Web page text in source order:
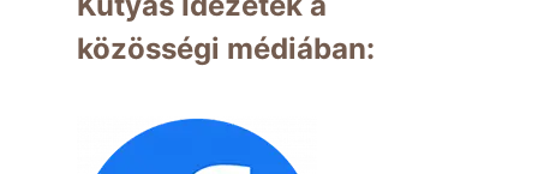
közösségi médiában: